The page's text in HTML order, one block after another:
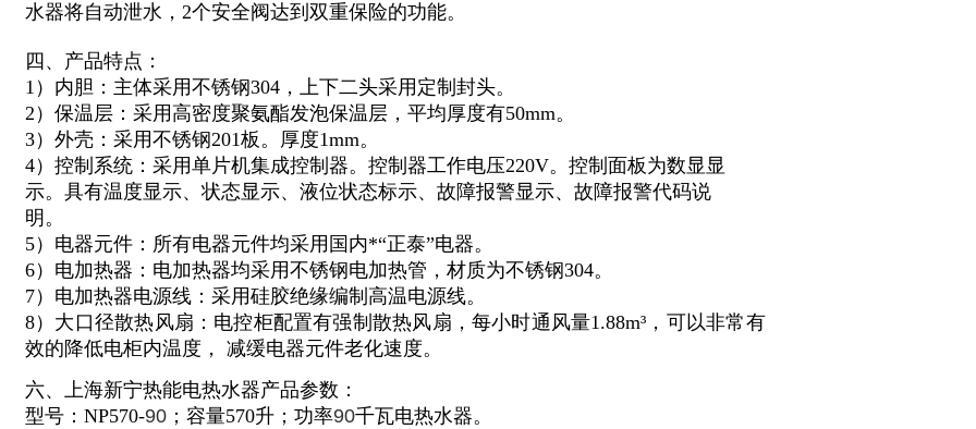
水器将自动泄水，2个安全阀达到双重保险的功能。
四、产品特点：
1）内胆：主体采用不锈钢304，上下二头采用定制封头。
2）保温层：采用高密度聚氨酯发泡保温层，平均厚度有50mm。
3）外壳：采用不锈钢201板。厚度1mm。
4）控制系统：采用单片机集成控制器。控制器工作电压220V。控制面板为数显显
示。具有温度显示、状态显示、液位状态标示、故障报警显示、故障报警代码说
明。
5）电器元件：所有电器元件均采用国内*“正泰”电器。
6）电加热器：电加热器均采用不锈钢电加热管，材质为不锈钢304。
7）电加热器电源线：采用硅胶绝缘编制高温电源线。
8）大口径散热风扇：电控柜配置有强制散热风扇，每小时通风量1.88m³，可以非常有
效的降低电柜内温度， 减缓电器元件老化速度。
六、上海新宁热能电热水器产品参数：
型号：NP570-90 ；容量570升；功率90千瓦电热水器。